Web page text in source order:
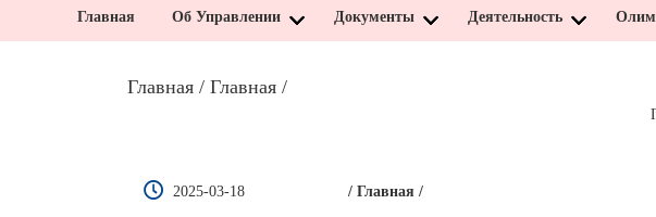
Главная Об Управлении Документы Деятельность
Главная / Главная /
2025-03-18 / Главная /